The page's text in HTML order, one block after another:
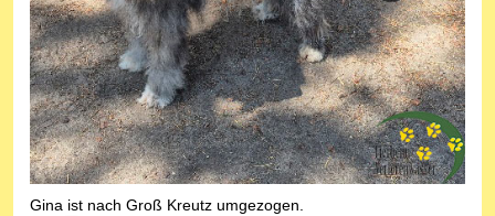
Gina ist nach Groß Kreutz umgezogen.